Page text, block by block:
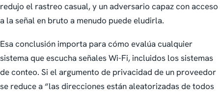
redujo el rastreo casual, y un adversario capaz con acceso
a la señal en bruto a menudo puede eludirla.
Esa conclusión importa para cómo evalúa cualquier
sistema que escucha señales Wi-Fi, incluidos los sistemas
de conteo. Si el argumento de privacidad de un proveedor
se reduce a “las direcciones están aleatorizadas de todos